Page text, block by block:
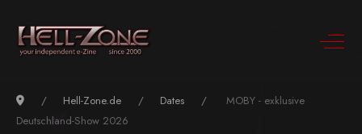
Hell-Zone.de Dates
MOBY - exklusive
Deutschland-Show 2026